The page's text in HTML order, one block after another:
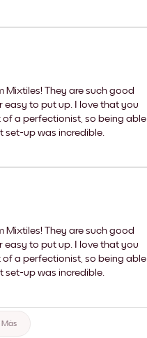
Mixtiles! They are such good
easy to put up. I love that you
a perfectionist, so being able
set-up was incredible.
Mixtiles! They are such good
easy to put up. I love that you
a perfectionist, so being able
set-up was incredible.